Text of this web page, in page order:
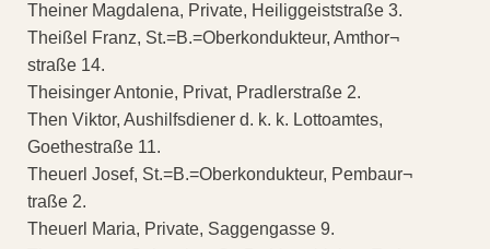
Theiner Magdalena, Private, Heiliggeiststraße 3.
Theißel Franz, St.=B.=Oberkondukteur, Amthor¬
straße 14.
Theisinger Antonie, Privat, Pradlerstraße 2.
Then Viktor, Aushilfsdiener d. k. k. Lottoamtes,
Goethestraße 11.
Theuerl Josef, St.=B.=Oberkondukteur, Pembaur¬
traße 2.
Theuerl Maria, Private, Saggengasse 9.